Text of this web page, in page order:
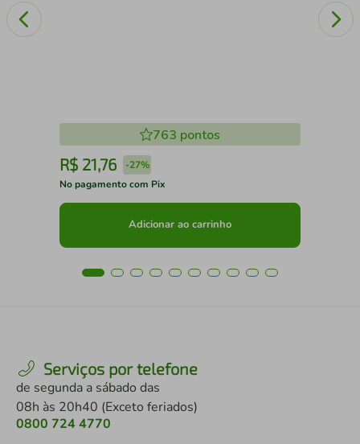
763 pontos
R$ 21,76 -27%
No pagamento com Pix
Adicionar ao carrinho
Serviços por telefone
de segunda a sábado das
08h às 20h40 (Exceto feriados)
0800 724 4770